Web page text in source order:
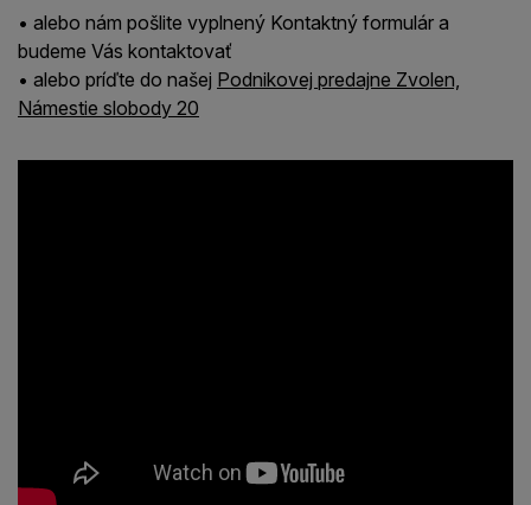
• alebo nám pošlite vyplnený Kontaktný formulár a
budeme Vás kontaktovať
• alebo príďte do našej Podnikovej predajne Zvolen,
Námestie slobody 20